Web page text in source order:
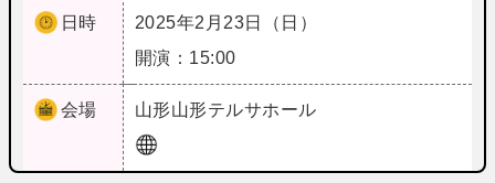
日時
2025年2月23日（日）
開演：15:00
会場 山形山形テルサホール